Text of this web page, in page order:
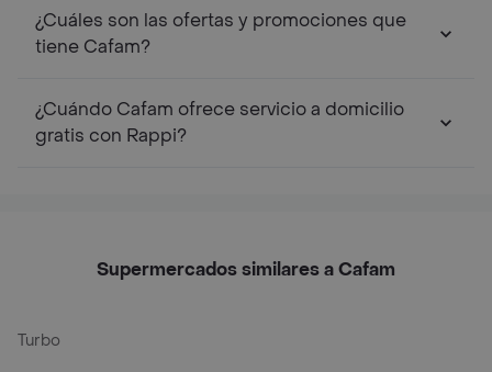
¿Cuáles son las ofertas y promociones que
tiene Cafam?
¿Cuándo Cafam ofrece servicio a domicilio
gratis con Rappi?
Supermercados similares a Cafam
Turbo